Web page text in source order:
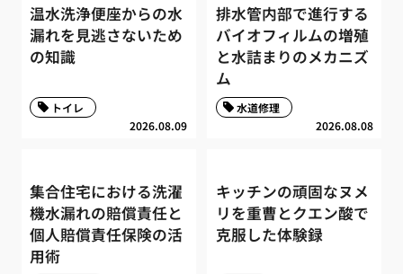
温水洗浄便座からの水
漏れを見逃さないため
の知識
2026.08.09
トイレ
排水管内部で進行する
バイオフィルムの増殖
と水詰まりのメカニズ
ム
2026.08.08
水道修理
集合住宅における洗濯
機水漏れの賠償責任と
個人賠償責任保険の活
用術
キッチンの頑固なヌメ
リを重曹とクエン酸で
克服した体験録